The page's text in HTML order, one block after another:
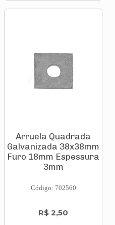
Arruela Quadrada
Galvanizada 38x38mm
Furo 18mm Espessura
3mm
Código: 702560
R$ 2,50